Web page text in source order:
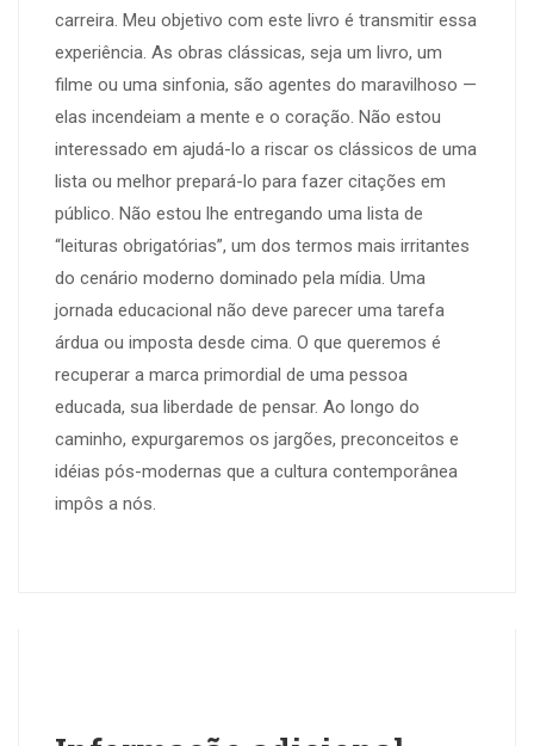
carreira. Meu objetivo com este livro é transmitir essa
experiência. As obras clássicas, seja um livro, um
filme ou uma sinfonia, são agentes do maravilhoso —
elas incendeiam a mente e o coração. Não estou
interessado em ajudá-lo a riscar os clássicos de uma
lista ou melhor prepará-lo para fazer citações em
público. Não estou lhe entregando uma lista de
“leituras obrigatórias”, um dos termos mais irritantes
do cenário moderno dominado pela mídia. Uma
jornada educacional não deve parecer uma tarefa
árdua ou imposta desde cima. O que queremos é
recuperar a marca primordial de uma pessoa
educada, sua liberdade de pensar. Ao longo do
caminho, expurgaremos os jargões, preconceitos e
idéias pós-modernas que a cultura contemporânea
impôs a nós.